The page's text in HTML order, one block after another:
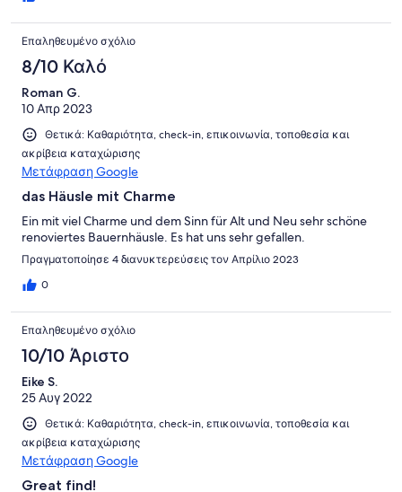
Επαληθευμένο σχόλιο
8/10 Καλό
Roman G.
10 Απρ 2023
Θετικά: Καθαριότητα, check-in, επικοινωνία, τοποθεσία και
ακρίβεια καταχώρισης
Μετάφραση Google
das Häusle mit Charme
Ein mit viel Charme und dem Sinn für Alt und Neu sehr schöne
renoviertes Bauernhäusle. Es hat uns sehr gefallen.
Πραγματοποίησε 4 διανυκτερεύσεις τον Απρίλιο 2023
0
Επαληθευμένο σχόλιο
10/10 Άριστο
Eike S.
25 Αυγ 2022
Θετικά: Καθαριότητα, check-in, επικοινωνία, τοποθεσία και
ακρίβεια καταχώρισης
Μετάφραση Google
Great find!